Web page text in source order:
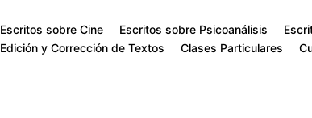
Escritos sobre Cine Escritos sobre Psicoanálisis
Edición y Corrección de Textos
Clases Particulares